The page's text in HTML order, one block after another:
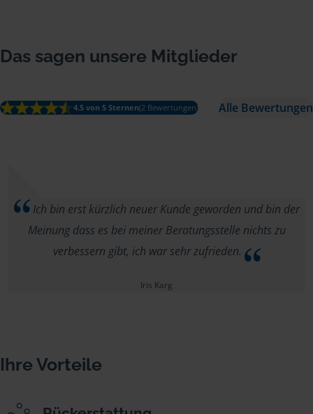
Das sagen unsere Mitglieder
4.5 von 5 Sternen(2 Bewertungen) Alle Bewertungen
Ich bin erst kürzlich neuer Kunde geworden und bin der
Meinung dass es bei meiner Beratungsstelle nichts zu
verbessern gibt, ich war sehr zufrieden.
Iris Karg
Ihre Vorteile